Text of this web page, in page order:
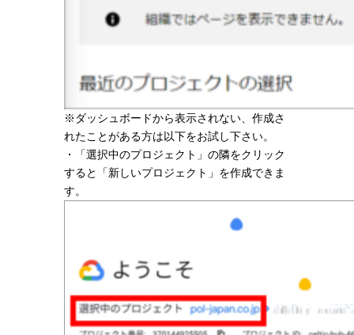
※ダッシュボードから表示されない、作成さ
れたことがある方は以下をお試し下さい。
・「選択中のプロジェクト」の隣をクリック
すると「新しいプロジェクト」を作成できま
す。